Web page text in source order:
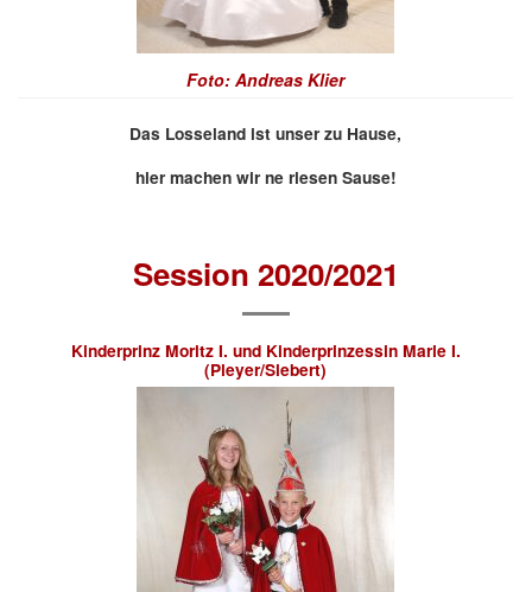
Foto: Andreas Klier
Das Losseland ist unser zu Hause,
hier machen wir ne riesen Sause!
Session 2020/2021
Kinderprinz Moritz I. und Kinderprinzessin Marie I.
(Pleyer/Siebert)